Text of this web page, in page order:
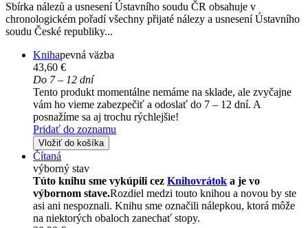
Sbírka nálezů a usnesení Ústavního soudu ČR obsahuje v
chronologickém pořadí všechny přijaté nálezy a usnesení Ústavního
soudu České republiky...
Knihapevná väzba
43,60 €
Do 7 – 12 dní
Tento produkt momentálne nemáme na sklade, ale zvyčajne
vám ho vieme zabezpečiť a odoslať do 7 – 12 dní. A
posnažíme sa aj trochu rýchlejšie!
Pridať do zoznamu
Vložiť do košíka
Čítaná
výborný stav
Túto knihu sme vykúpili cez Knihovrátok a je vo
výbornom stave.Rozdiel medzi touto knihou a novou by ste
asi ani nespoznali. Knihu sme označili nálepkou, ktorá môže
na niektorých obaloch zanechať stopy.